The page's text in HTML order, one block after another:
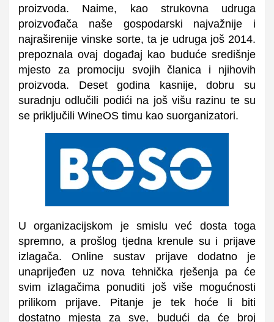
proizvoda. Naime, kao strukovna udruga
proizvođača naše gospodarski najvažnije i
najraširenije vinske sorte, ta je udruga još 2014.
prepoznala ovaj događaj kao buduće središnje
mjesto za promociju svojih članica i njihovih
proizvoda. Deset godina kasnije, dobru su
suradnju odlučili podići na još višu razinu te su
se priključili WineOS timu kao suorganizatori.
U organizacijskom je smislu već dosta toga
spremno, a prošlog tjedna krenule su i prijave
izlagača. Online sustav prijave dodatno je
unaprijeđen uz nova tehnička rješenja pa će
svim izlagačima ponuditi još više mogućnosti
prilikom prijave. Pitanje je tek hoće li biti
dostatno mjesta za sve, budući da će broj